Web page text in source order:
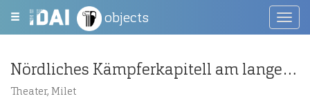
objects
Nördliches Kämpferkapitell am langen Gang
Theater, Milet